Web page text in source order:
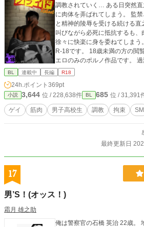
調教されていく… ある日突然直之は男達に拉致され、強制的
に肉体を弄ばれてしまう。 監禁されレイプによる肉体的苦痛
と精神的陵辱を受ける続ける直之。 「ヤメてくれー！
叫びながら必死に抵抗するも、
徐々に快楽に身を委ねてしまう。そ
R-18です。 18歳未満の方の閲
エロのみのポルノ作品です。
含む暴力的な性表現があります
の小説はフィクションです。
架空であり、実在のものとは関係ありま
かれましては、性感染症防止の
し、セーファーセックスを心掛
BL 連載中 長編 R18
24h.ポイント 369pt
小説 3,644 位 / 228,638件 BL 685 位 / 31,391
ゲイ 筋肉 男子高校生 調教 拘束 SM
最終更新日
17
男’S！(オッス！)
霜月 雄之助
俺は警察官の石橋 英治 22歳。